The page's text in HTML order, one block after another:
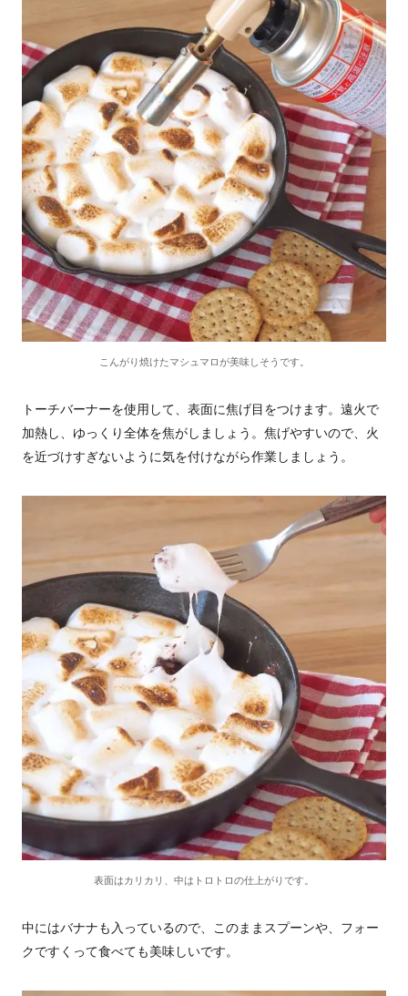
こんがり焼けたマシュマロが美味しそうです。
トーチバーナーを使用して、表面に焦げ目をつけます。遠火で
加熱し、ゆっくり全体を焦がしましょう。焦げやすいので、火
を近づけすぎないように気を付けながら作業しましょう。
表面はカリカリ、中はトロトロの仕上がりです。
中にはバナナも入っているので、このままスプーンや、フォー
クですくって食べても美味しいです。